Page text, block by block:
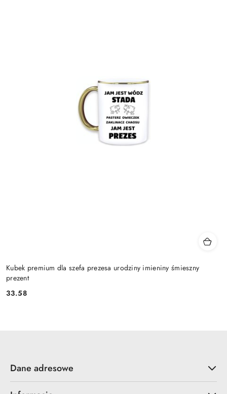
Kubek premium dla szefa prezesa urodziny imieniny śmieszny
prezent
Cena:
33.58
Dane adresowe